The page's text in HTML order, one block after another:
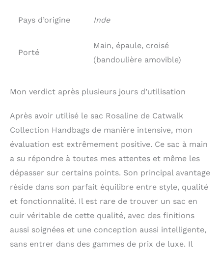
Pays d’origine Inde
Porté
Main, épaule, croisé
(bandoulière amovible)
Mon verdict après plusieurs jours d’utilisation
Après avoir utilisé le sac Rosaline de Catwalk
Collection Handbags de manière intensive, mon
évaluation est extrêmement positive. Ce sac à main
a su répondre à toutes mes attentes et même les
dépasser sur certains points. Son principal avantage
réside dans son parfait équilibre entre style, qualité
et fonctionnalité. Il est rare de trouver un sac en
cuir véritable de cette qualité, avec des finitions
aussi soignées et une conception aussi intelligente,
sans entrer dans des gammes de prix de luxe. Il